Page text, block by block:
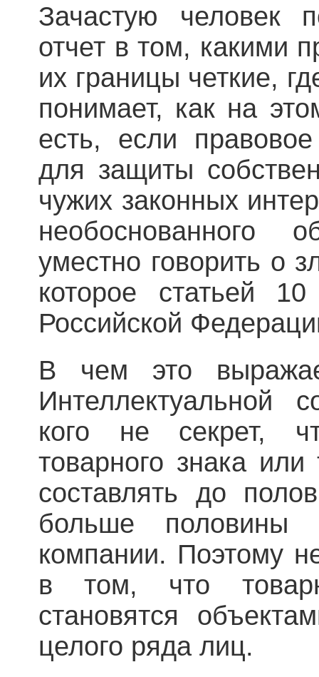
Зачастую человек
отчет в том, какими
их границы четкие,
понимает, как на
есть, если
для защиты
чужих законных
необоснованного
уместно говорить о
которое статьей
Российской
В чем это
Интеллектуальной
кого не секрет,
товарного знака
составлять до
больше
компании. Поэтому
в том, что
становятся
целого ряда лиц.